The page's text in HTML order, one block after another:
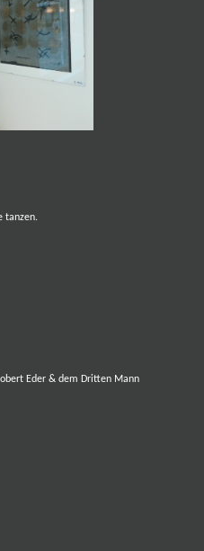
tanzen.
Eder & dem Dritten Mann